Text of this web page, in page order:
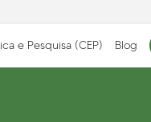
e Pesquisa (CEP) Blog